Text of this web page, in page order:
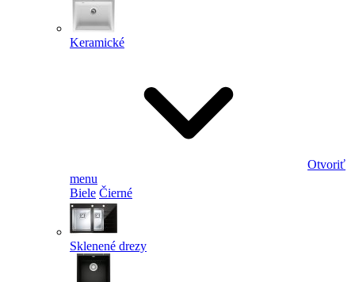
Keramické
Otvoriť
menu
Biele Čierné
Sklenené drezy